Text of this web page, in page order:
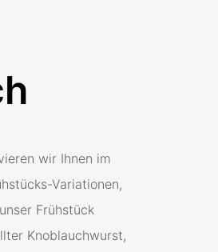
wir Ihnen im
Variationen,
Frühstück
Knoblauchwurst,